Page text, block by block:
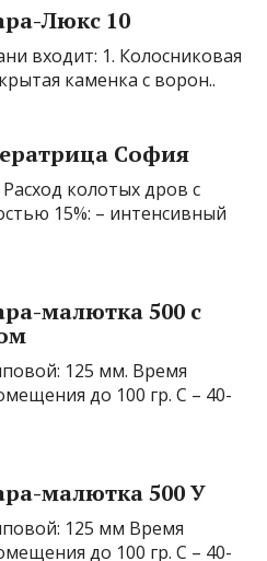
Люкс 10
входит: 1. Колосниковая
каменка с ворон..
София
колотых дров с
15%: – интенсивный
малютка 500 с
125 мм. Время
до 100 гр. С – 40-
малютка 500 У
125 мм Время
до 100 гр. С – 40-